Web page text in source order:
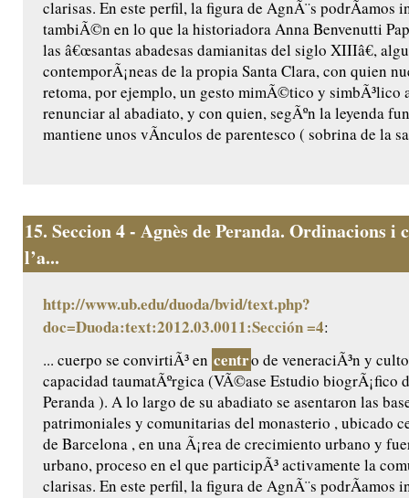
clarisas. En este perfil, la figura de AgnÃ¨s podrÃ­amos
tambiÃ©n en lo que la historiadora Anna Benvenutti
las â€œsantas abadesas damianitas del siglo XIIIâ€,
contemporÃ¡neas de la propia Santa Clara, con quien
retoma, por ejemplo, un gesto mimÃ©tico y simbÃ³lico
renunciar al abadiato, y con quien, segÃºn la leyenda
mantiene unos vÃ­nculos de parentesco ( sobrina de la
15. Seccion 4 - Agnès de Peranda. Ordinacions i
l’a...
http://www.ub.edu/duoda/bvid/text.php?
doc=Duoda:text:2012.03.0011:Sección =4:
... cuerpo se convirtiÃ³ en centro de veneraciÃ³n y
capacidad taumatÃºrgica (VÃ©ase Estudio biogrÃ¡fico
Peranda ). A lo largo de su abadiato se asentaron las
patrimoniales y comunitarias del monasterio , ubicado
de Barcelona , en una Ã¡rea de crecimiento urbano y
urbano, proceso en el que participÃ³ activamente la
clarisas. En este perfil, la figura de AgnÃ¨s podrÃ­amos